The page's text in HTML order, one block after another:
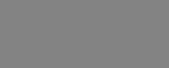
τιμώνται σε
προκειμένου να
σχετικά με